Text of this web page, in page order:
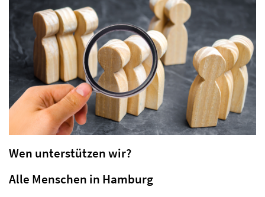
Wen unterstützen wir?
Alle Menschen in Hamburg